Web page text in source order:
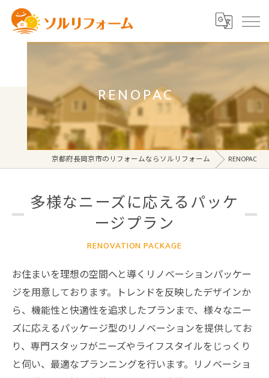
RENOPAC
京都府長岡京市のリフォームならソルリフォーム RENOPAC
多様なニーズに応えるパッケ
ージプラン
RENOVATION PACKAGE
お住まいを理想の空間へと導くリノベーションパッケー
ジを用意しております。トレンドを反映したデザインか
ら、機能性と快適性を追求したプランまで、様々なニー
ズに応えるパッケージ型のリノベーションを提供してお
り、専門スタッフがニーズやライフスタイルをじっくり
と伺い、最適なプランニングを行います。リノベーショ